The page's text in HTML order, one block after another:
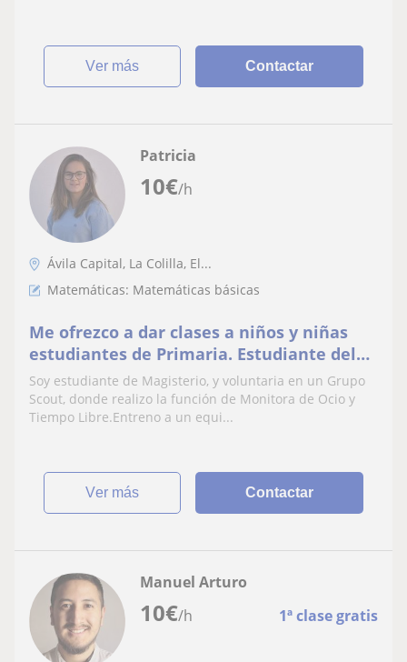
ver más Contactar
10€/h
Patricia
Ávila Capital, La Colilla, El...
Matemáticas: Matemáticas básicas
Me ofrezco a dar clases a niños y niñas
estudiantes de Primaria. Estudiante del
Doble Grado en Educación Infantil y
Primaria
Soy estudiante de Magisterio, y voluntaria en un Grupo
Scout, donde realizo la función de Monitora de Ocio y
Tiempo Libre.Entreno a un equi...
ver más Contactar
10€/h 1ª clase gratis
Manuel Arturo